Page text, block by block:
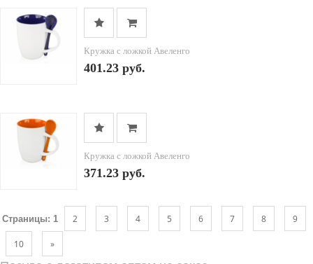
Кружка с ложкой Авеленго
401.23 руб.
Кружка с ложкой Авеленго
371.23 руб.
Страницы: 1 2 3 4 5 6 7 8 9
10 »